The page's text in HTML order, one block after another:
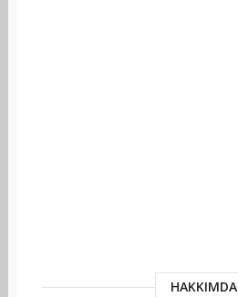
HAKKIMDA